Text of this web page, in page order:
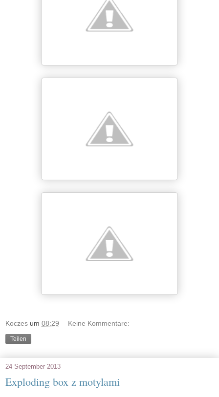
Koczes um 08:29 Keine Kommentare:
Teilen
24 September 2013
Exploding box z motylami